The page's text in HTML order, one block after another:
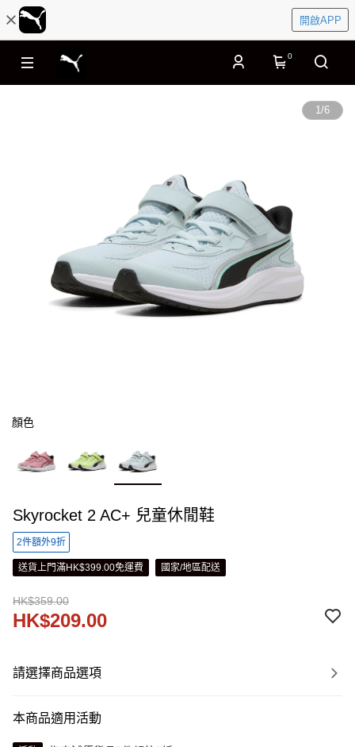
開啟APP
0
1/6
顏色
Skyrocket 2 AC+ 兒童休閒鞋
2件額外9折
送貨上門滿HK$399.00免運費 國家/地區配送
HK$359.00
HK$209.00
請選擇商品選項
本商品適用活動